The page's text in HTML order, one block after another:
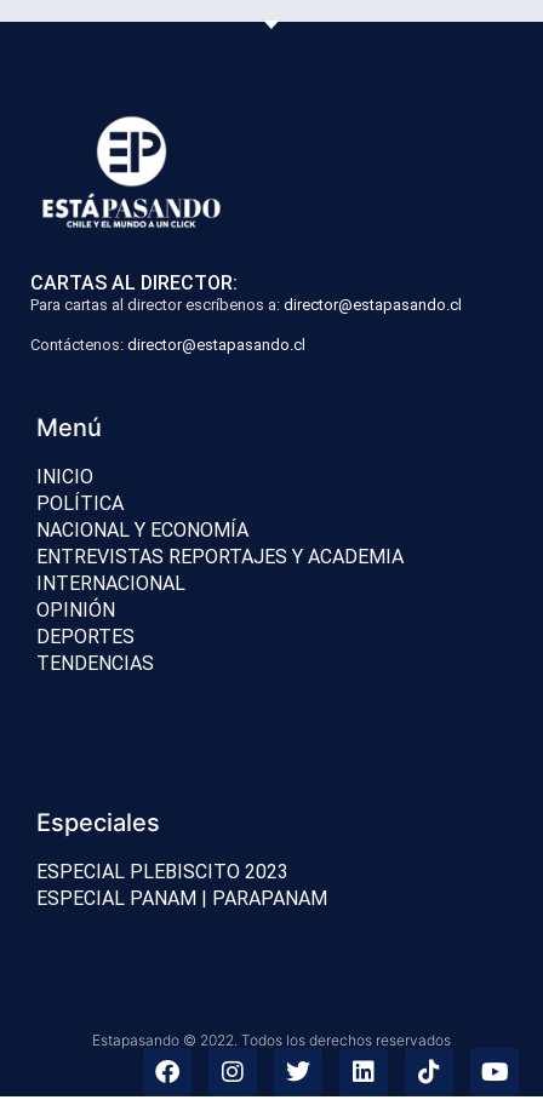
CARTAS AL DIRECTOR:
Para cartas al director escríbenos a: director@estapasando.cl
Contáctenos: director@estapasando.cl
Menú
INICIO
POLÍTICA
NACIONAL Y ECONOMÍA
ENTREVISTAS REPORTAJES Y ACADEMIA
INTERNACIONAL
OPINIÓN
DEPORTES
TENDENCIAS
Especiales
ESPECIAL PLEBISCITO 2023
ESPECIAL PANAM | PARAPANAM
Estapasando © 2022. Todos los derechos reservados